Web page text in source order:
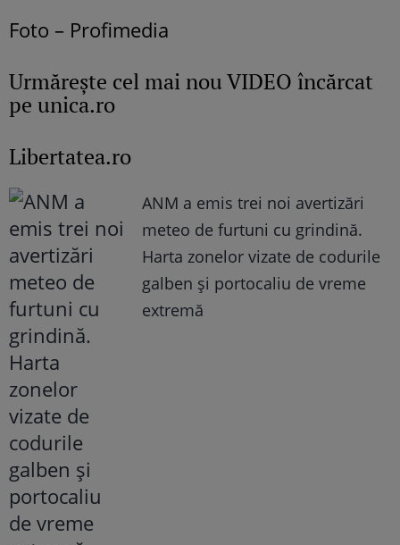
Foto – Profimedia
Urmăreşte cel mai nou VIDEO încărcat
pe unica.ro
Libertatea.ro
ANM a emis trei noi avertizări
meteo de furtuni cu grindină.
Harta zonelor vizate de codurile
galben și portocaliu de vreme
extremă